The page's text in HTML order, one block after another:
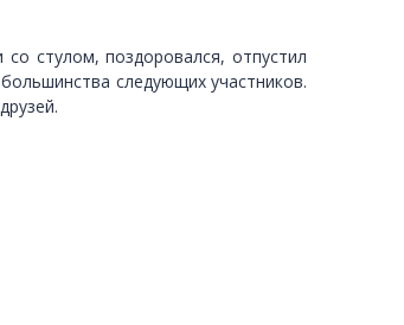
стулом, поздоровался, отпустил
следующих участников.